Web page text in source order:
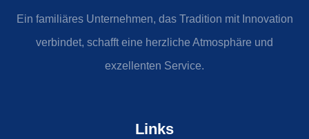
Ein familiäres Unternehmen, das Tradition mit Innovation
verbindet, schafft eine herzliche Atmosphäre und
exzellenten Service.
Links